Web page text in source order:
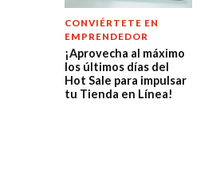
CONVIÉRTETE EN
EMPRENDEDOR
¡Aprovecha al máximo
los últimos días del
Hot Sale para impulsar
tu Tienda en Línea!